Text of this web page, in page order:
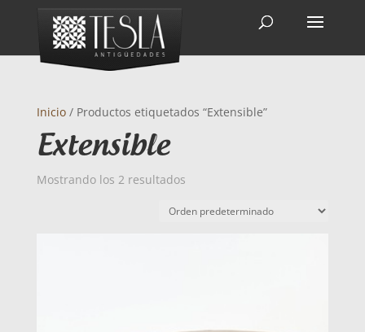
Inicio/ Productos etiquetados “Extensible”
Extensible
Mostrando los 2 resultados